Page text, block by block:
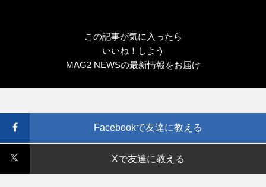
この記事が気に入ったら
いいね！しよう
MAG2 NEWSの最新情報をお届け
Facebookで友達に教える
Xで友達に教える